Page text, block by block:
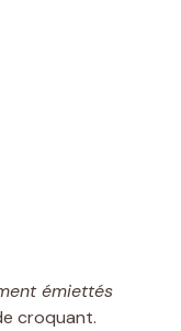
émiettés
croquant.